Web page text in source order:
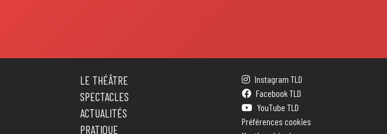
LE THÉÂTRE
SPECTACLES
ACTUALITÉS
PRATIQUE
Instagram TLD
Facebook TLD
YouTube TLD
Préférences cookies